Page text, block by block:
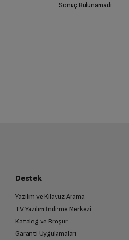
Sonuç Bulunamadı
Destek
Yazılım ve Kılavuz Arama
TV Yazılım İndirme Merkezi
Katalog ve Broşür
Garanti Uygulamaları